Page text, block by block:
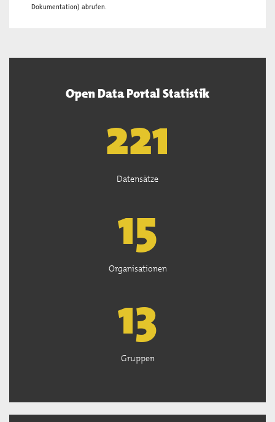
Dokumentation) abrufen.
Open Data Portal Statistik
222
Datensätze
15
Organisationen
13
Gruppen